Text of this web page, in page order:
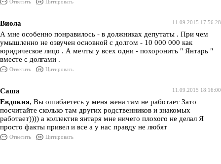
Ответить Цитировать
11.09.2015 17:56:28
Виола
А мне особенно понравилось - в должниках депутаты . При чем
умышленно не озвучен основной с долгом - 10 000 000 как
юридическое лицо . А мечты у всех одни - похоронить " Янтарь "
вместе с долгами .
Ответить Цитировать
11.09.2015 18:16:00
Саша
Евдокия, Вы ошибаетесь у меня жена там не работает Зато
посчитайте сколько там других родственников и знакомых
работает)))) а коллектив янтаря мне ничего плохого не делал Я
просто факты привел и все а у нас правду не любят
Ответить Цитировать